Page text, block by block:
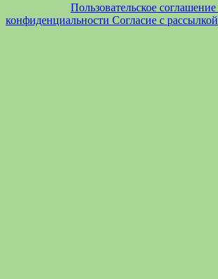
Пользовательское соглашение
конфиденциальности Согласие с рассылкой